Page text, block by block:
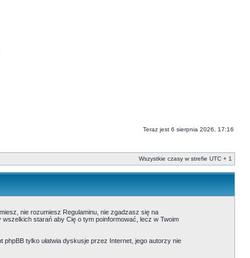
Teraz jest 6 sierpnia 2026, 17:16
Wszystkie czasy w strefie UTC + 1
nie rozumiesz Regulaminu, nie zgadzasz się na
starań aby Cię o tym poinformować, lecz w Twoim
phpBB tylko ułatwia dyskusje przez Internet, jego autorzy nie